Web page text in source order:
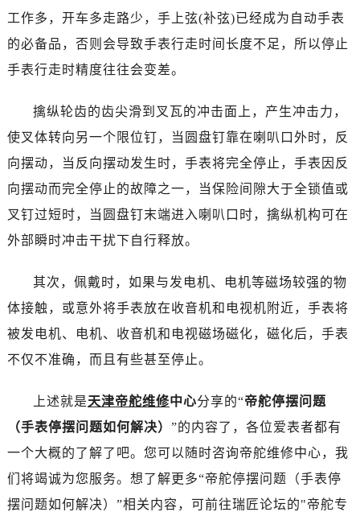
工作多，开车多走路少，手上弦(补弦)已经成为自动手表
的必备品，否则会导致手表行走时间长度不足，所以停止
手表行走时精度往往会变差。
擒纵轮齿的齿尖滑到叉瓦的冲击面上，产生冲击力，
使叉体转向另一个限位钉，当圆盘钉靠在喇叭口外时，反
向摆动，当反向摆动发生时，手表将完全停止，手表因反
向摆动而完全停止的故障之一，当保险间隙大于全锁值或
叉钉过短时，当圆盘钉末端进入喇叭口时，擒纵机构可在
外部瞬时冲击干扰下自行释放。
其次，佩戴时，如果与发电机、电机等磁场较强的物
体接触，或意外将手表放在收音机和电视机附近，手表将
被发电机、电机、收音机和电视磁场磁化，磁化后，手表
不仅不准确，而且有些甚至停止。
上述就是天津帝舵维修中心分享的“帝舵停摆问题
（手表停摆问题如何解决） ”的内容了，各位爱表者都有
一个大概的了解了吧。您可以随时咨询帝舵维修中心，我
们将竭诚为您服务。想了解更多“帝舵停摆问题（手表停
摆问题如何解决）”相关内容，可前往瑞匠论坛的"帝舵专